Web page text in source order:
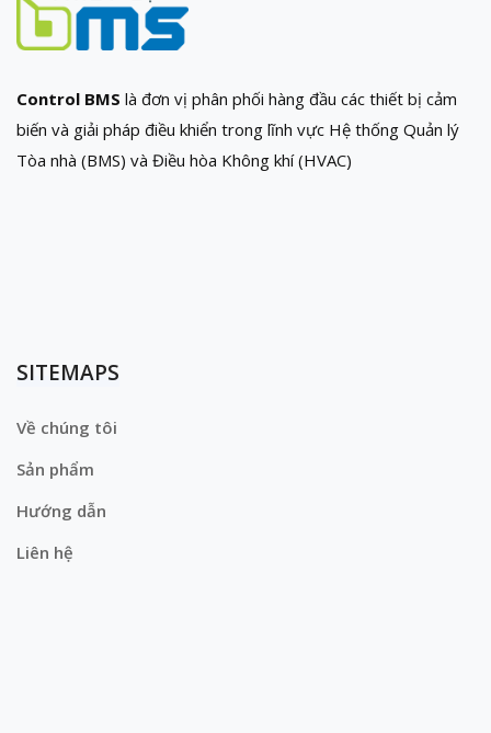
Control BMS là đơn vị phân phối hàng đầu các thiết bị cảm
biến và giải pháp điều khiển trong lĩnh vực Hệ thống Quản lý
Tòa nhà (BMS) và Điều hòa Không khí (HVAC)
SITEMAPS
Về chúng tôi
Sản phẩm
Hướng dẫn
Liên hệ